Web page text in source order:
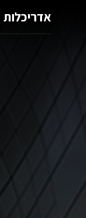
אדריכלות